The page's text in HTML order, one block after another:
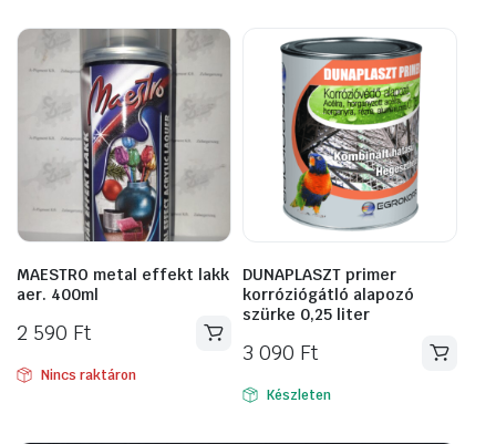
MAESTRO metal effekt lakk
aer. 400ml
2 590 Ft
Nincs raktáron
DUNAPLASZT primer
korróziógátló alapozó
szürke 0,25 liter
3 090 Ft
Készleten